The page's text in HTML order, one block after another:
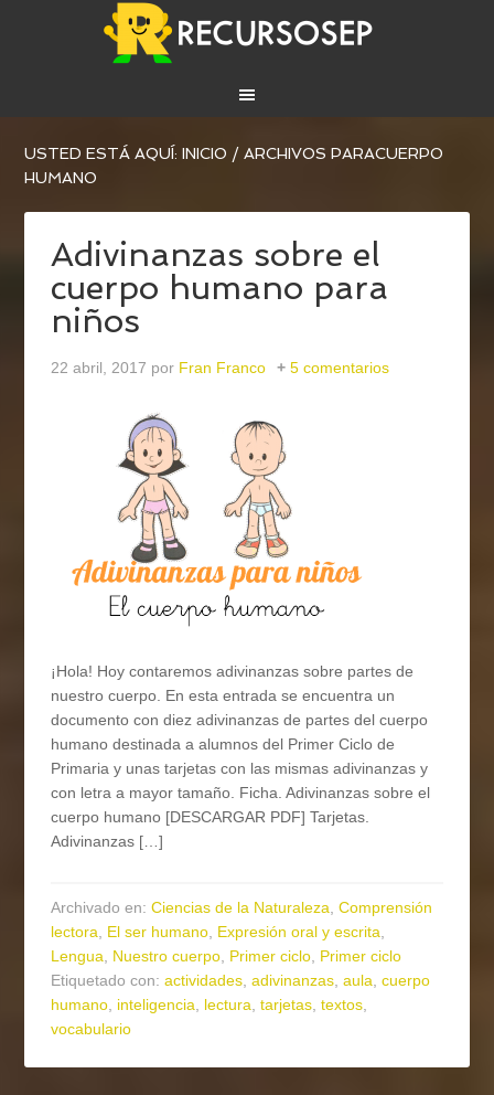
USTED ESTÁ AQUÍ:INICIO / ARCHIVOS PARACUERPO
HUMANO
Adivinanzas sobre el
cuerpo humano para
niños
22 abril, 2017 por Fran Franco 5 comentarios
¡Hola! Hoy contaremos adivinanzas sobre partes de
nuestro cuerpo. En esta entrada se encuentra un
documento con diez adivinanzas de partes del cuerpo
humano destinada a alumnos del Primer Ciclo de
Primaria y unas tarjetas con las mismas adivinanzas y
con letra a mayor tamaño. Ficha. Adivinanzas sobre el
cuerpo humano [DESCARGAR PDF] Tarjetas.
Adivinanzas […]
Archivado en:Ciencias de la Naturaleza,Comprensión
lectora, El ser humano, Expresión oral y escrita,
Lengua, Nuestro cuerpo, Primer ciclo, Primer ciclo
Etiquetado con:actividades,adivinanzas,aula,cuerpo
humano, inteligencia, lectura,tarjetas,textos,
vocabulario